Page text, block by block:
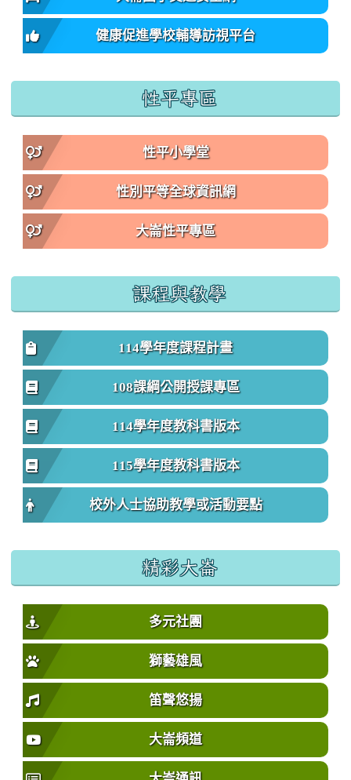
健康促進學校輔導訪視平台
性平專區
性平小學堂
性別平等全球資訊網
大崙性平專區
課程與教學
114學年度課程計畫
108課綱公開授課專區
114學年度教科書版本
115學年度教科書版本
校外人士協助教學或活動要點
精彩大崙
多元社團
獅藝雄風
笛聲悠揚
大崙頻道